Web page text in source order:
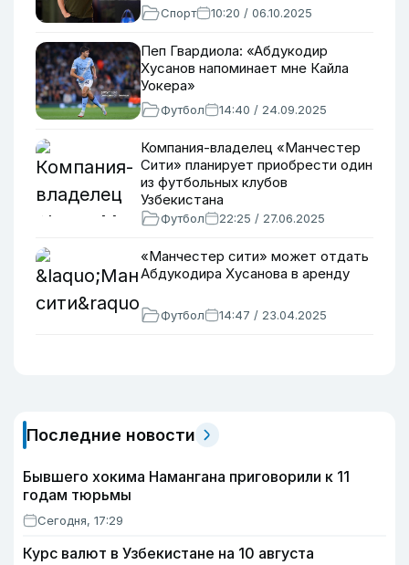
Спорт 10:20 / 06.10.2025
Пеп Гвардиола: «Абдукодир
Хусанов напоминает мне Кайла
Уокера»
Футбол 14:40 / 24.09.2025
Компания-владелец «Манчестер
Сити» планирует приобрести один
из футбольных клубов
Узбекистана
Футбол 22:25 / 27.06.2025
«Манчестер сити» может отдать
Абдукодира Хусанова в аренду
Футбол 14:47 / 23.04.2025
Последние новости
Бывшего хокима Намангана приговорили к 11
годам тюрьмы
Сегодня, 17:29
Курс валют в Узбекистане на 10 августа